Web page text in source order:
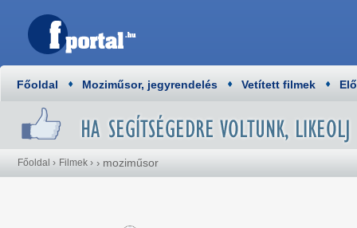
Főoldal Moziműsor, jegyrendelés Vetített filmek
Főoldal › Filmek › › moziműsor